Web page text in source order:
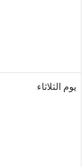
يوم الثلاثاء